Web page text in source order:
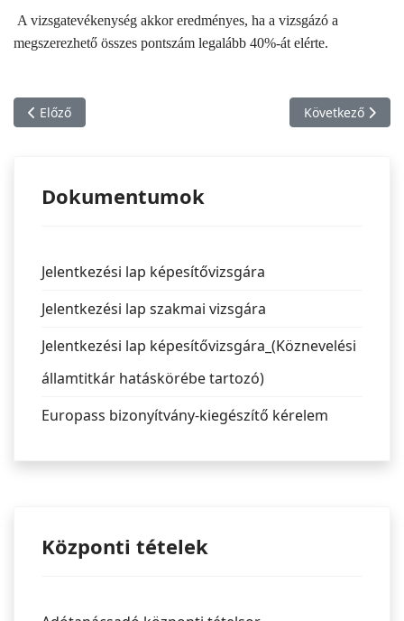
A vizsgatevékenység akkor eredményes, ha a vizsgázó a
megszerezhető összes pontszám legalább 40%-át elérte.
Előző cikk: Üzletvezető 04165006 számú képesítővizsga
Előző Következő cikk:
Következő
Dokumentumok
Jelentkezési lap képesítővizsgára
Jelentkezési lap szakmai vizsgára
Jelentkezési lap képesítővizsgára_(Köznevelési
államtitkár hatáskörébe tartozó)
Europass bizonyítvány-kiegészítő kérelem
Központi tételek